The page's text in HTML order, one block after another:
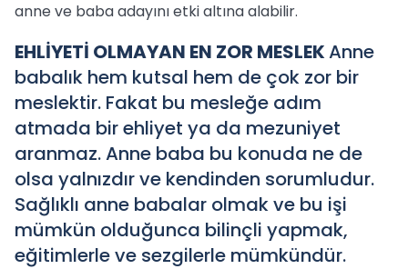
anne ve baba adayını etki altına alabilir.
EHLİYETİ OLMAYAN EN ZOR MESLEKAnne
babalık hem kutsal hem de çok zor bir
meslektir. Fakat bu mesleğe adım
atmada bir ehliyet ya da mezuniyet
aranmaz. Anne baba bu konuda ne de
olsa yalnızdır ve kendinden sorumludur.
Sağlıklı anne babalar olmak ve bu işi
mümkün olduğunca bilinçli yapmak,
eğitimlerle ve sezgilerle mümkündür.